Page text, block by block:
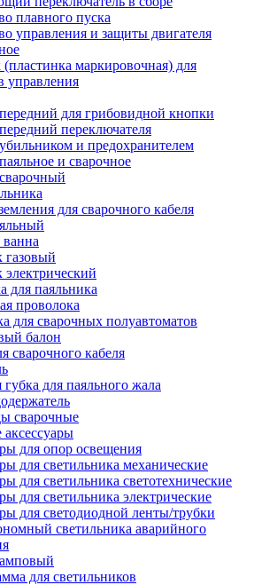
плавного пуска
управления и защиты двигателя
маркировочная) для
управления
для грибовидной кнопки
переключателя
и предохранителем
и сварочное
для сварочного кабеля
газовый
для паяльника
проволока
для сварочных полуавтоматов
балон
сварочного кабеля
для паяльного жала
сварочные
для опор освещения
для светильника механические
для светильника светотехнические
для светильника электрические
для светодиодной ленты/трубки
светильника аварийного
для светильников